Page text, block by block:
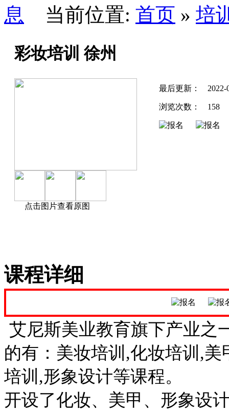
当前位置: 首页 » 培
彩妆培训 徐州
点击图片查看原图
最后更新： 2022-
浏览次数： 158
课程详细
艾尼斯美业教育旗下产业之
的有：美妆培训,化妆培训,
培训,形象设计等课程。
开设了化妆、美甲、形象设